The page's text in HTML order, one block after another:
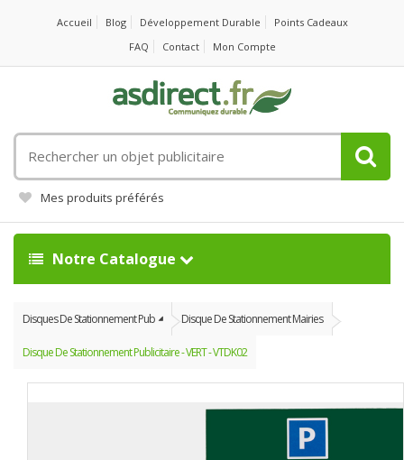
Accueil Blog Développement Durable
Points Cadeaux
FAQ
Contact Mon Compte
un
objet
publicitaire
Mes produits préférés
Notre Catalogue
Disques De Stationnement Pub Disque De Stationnement Mairies
Disque De Stationnement Publicitaire - VERT - VTDK02